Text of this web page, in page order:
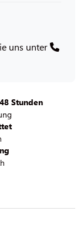
uns unter
Stunden